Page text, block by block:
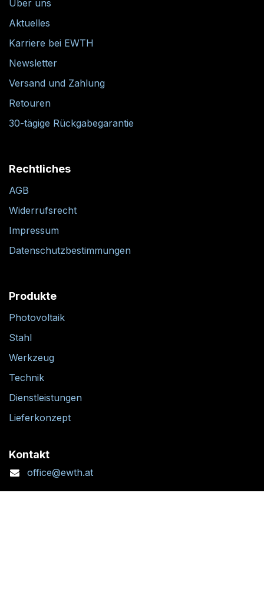
Über uns
Aktuelles
Karriere bei EWTH
Newsletter
Versand und Zahlung
Retouren
30-tägige Rückgabegarantie
Rechtliches
AGB
Widerrufsrecht
Impressum
Datenschutzbestimmungen
Produkte
Photovoltaik
Stahl
Werkzeug
Technik
Dienstleistungen
Lieferkonzept
Kontakt
office@ewth.at